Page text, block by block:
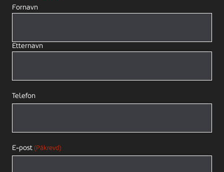
Fornavn
Etternavn
Telefon
E-post (Påkrevd)